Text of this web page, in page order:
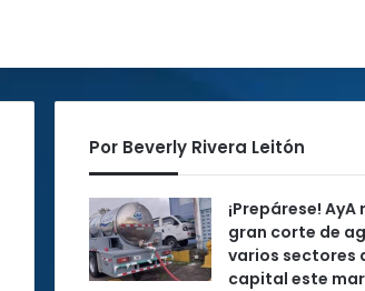
Por Beverly Rivera Leitón
¡Prepárese! AyA
gran corte de
varios sectores
capital este